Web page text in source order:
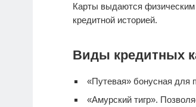
Карты выдаются
кредитной историей.
Виды кредитных
«Путевая» бонусная для
«Амурский тигр».